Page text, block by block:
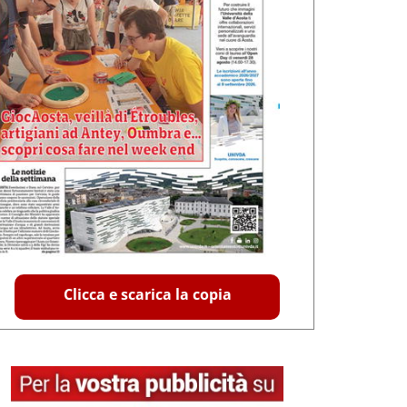
Clicca e scarica la copia